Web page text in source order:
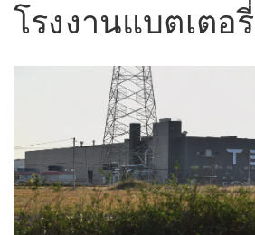
โรงงานแบตเตอรี่